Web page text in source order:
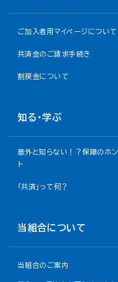
ご加入者用マイページについて
共済金のご請求手続き
割戻金について​
知る・学ぶ
意外と知らない！？保障のホン
ト
「共済」って何？
当組合について
当組合のご案内